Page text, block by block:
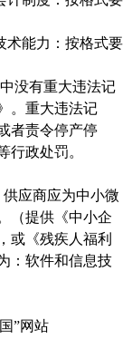
术能力：按格式要
没有重大违法记
。重大违法记
者责令停产停
行政处罚。
应商应为中小微
（提供《中小企
或《残疾人福利
：软件和信息技
”网站